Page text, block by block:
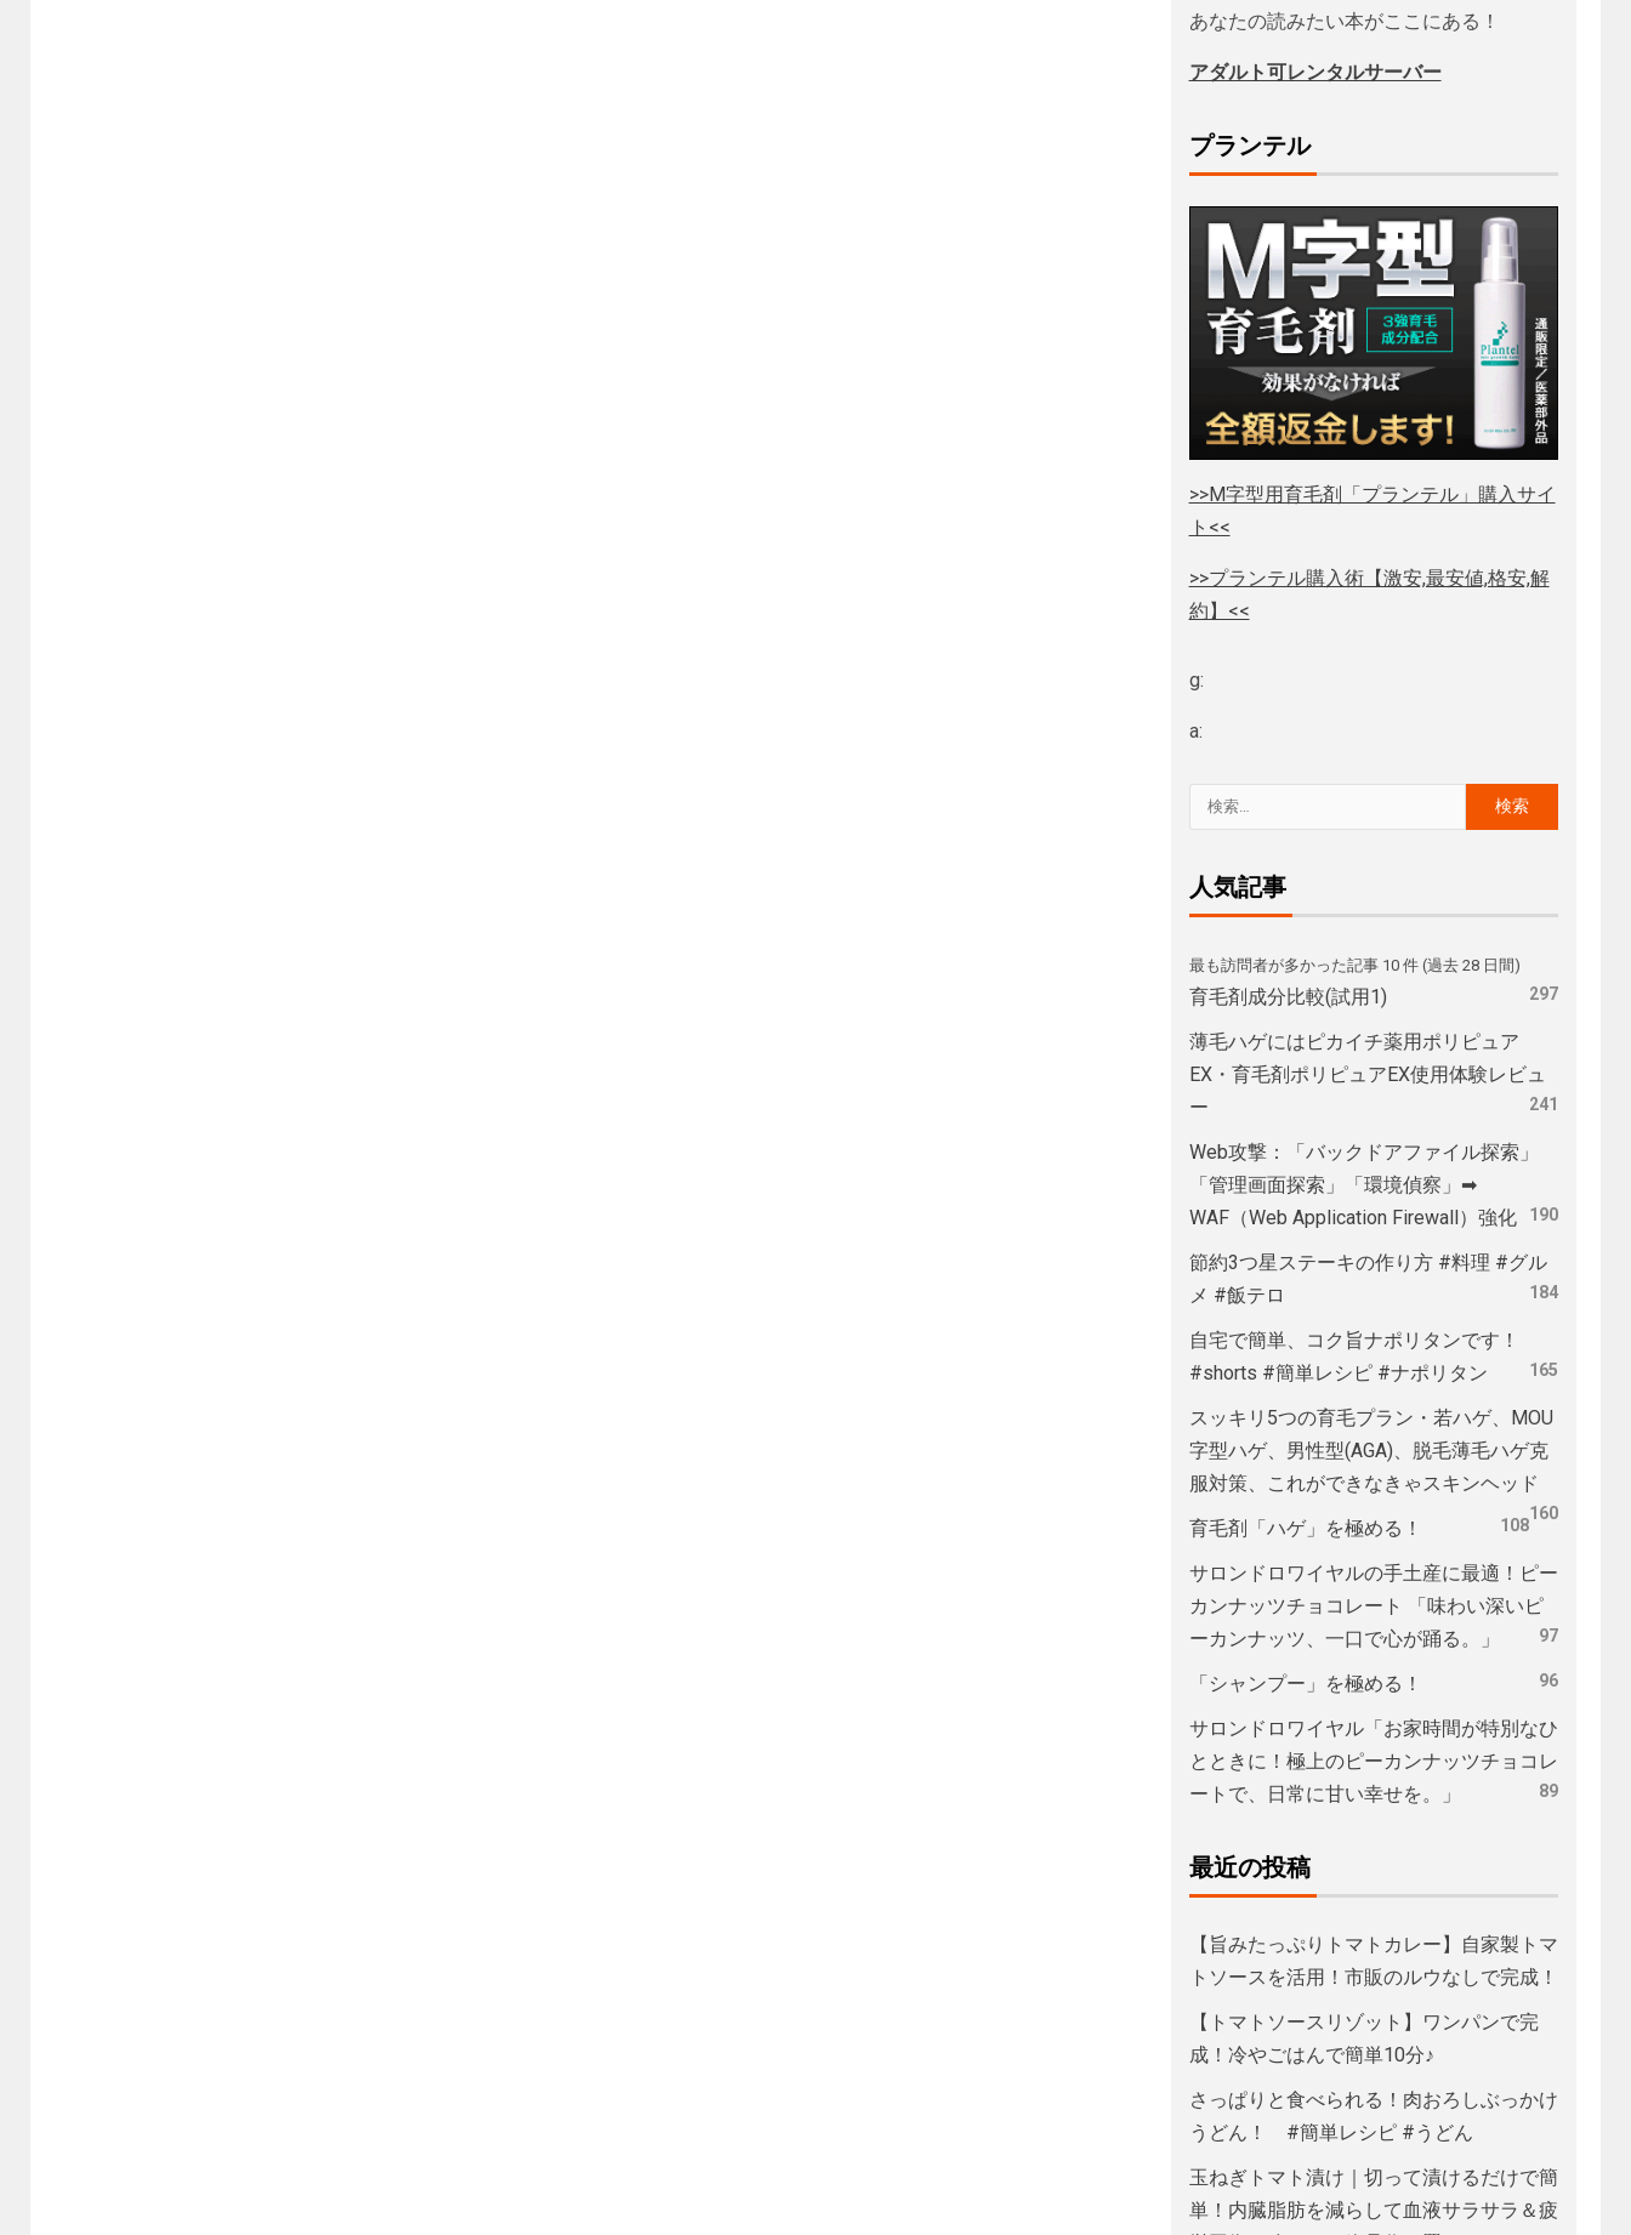
あなたの読みたい本がここにある！
アダルト可レンタルサーバー
プランテル
>>M字型用育毛剤「プランテル」購入サイ
ト<<
>>プランテル購入術【激安,最安値,格安,解
約】<<
g:
a:
人気記事
最も訪問者が多かった記事 10 件 (過去 28 日間)
育毛剤成分比較(試用1) 297
薄毛ハゲにはピカイチ薬用ポリピュア
EX・育毛剤ポリピュアEX使用体験レビュ
ー
241
Web攻撃：「バックドアファイル探索」
「管理画面探索」「環境偵察」➡
WAF（Web Application Firewall）強化
190
節約3つ星ステーキの作り方 #料理 #グル
メ #飯テロ
184
自宅で簡単、コク旨ナポリタンです！
#shorts #簡単レシピ #ナポリタン
165
スッキリ5つの育毛プラン・若ハゲ、MOU
字型ハゲ、男性型(AGA)、脱毛薄毛ハゲ克
服対策、これができなきゃスキンヘッド
160
育毛剤「ハゲ」を極める！ 108
サロンドロワイヤルの手土産に最適！ピー
カンナッツチョコレート 「味わい深いピ
ーカンナッツ、一口で心が踊る。」
97
「シャンプー」を極める！ 96
サロンドロワイヤル「お家時間が特別なひ
とときに！極上のピーカンナッツチョコレ
ートで、日常に甘い幸せを。」
89
最近の投稿
【旨みたっぷりトマトカレー】自家製トマ
トソースを活用！市販のルウなしで完成！
【トマトソースリゾット】ワンパンで完
成！冷やごはんで簡単10分♪
さっぱりと食べられる！肉おろしぶっかけ
うどん！ #簡単レシピ #うどん
玉ねぎトマト漬け｜切って漬けるだけで簡
単！内臓脂肪を減らして血液サラサラ＆疲